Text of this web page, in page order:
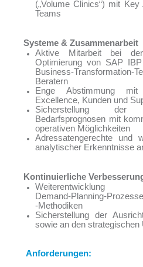
(„Volume Clinics“) mit
Teams
Systeme & Zusammenarbeit
Aktive Mitarbeit bei der
Optimierung von SAP
Beratern
Enge Abstimmung mit
Excellence, Kunden und
Sicherstellung
Bedarfsprognosen mit
operativen Möglichkeiten
Adressatengerechte und
analytischer Erkenntnisse
Kontinuierliche
‑Methodiken
Sicherstellung der
sowie an den strategischen
Anforderungen: